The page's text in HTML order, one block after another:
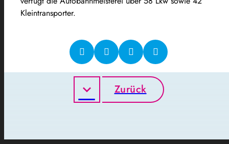
Kleintransporter.
Zurück